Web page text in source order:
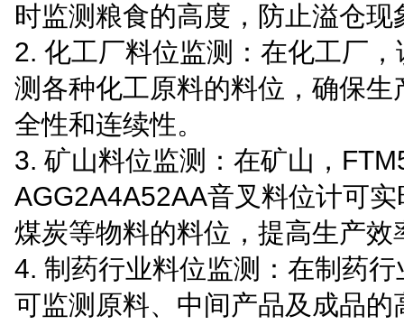
时监测粮食的高度，防止溢仓现
2. 化工厂料位监测：在化工厂
测各种化工原料的料位，确保生
全性和连续性。
3. 矿山料位监测：在矿山，
AGG2A4A52AA音叉料位计可
煤炭等物料的料位，提高生产效
4. 制药行业料位监测：在制药
可监测原料、中间产品及成品的